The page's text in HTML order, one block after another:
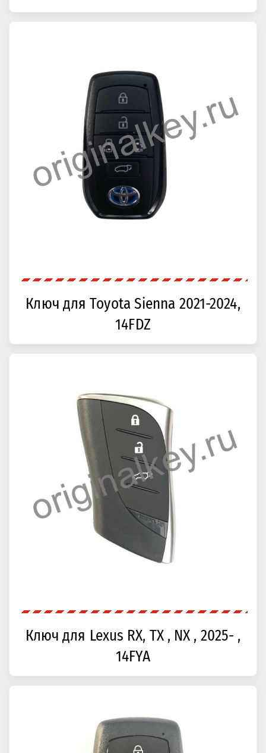
Ключ для Toyota Sienna 2021-2024,
14FDZ
Ключ для Lexus RX, TX , NX , 2025- ,
14FYA